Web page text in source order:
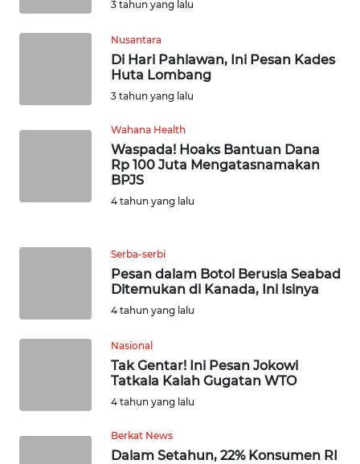
3 tahun yang lalu
Nusantara
Di Hari Pahlawan, Ini Pesan Kades
Huta Lombang
3 tahun yang lalu
Wahana Health
Waspada! Hoaks Bantuan Dana
Rp 100 Juta Mengatasnamakan
BPJS
4 tahun yang lalu
Serba-serbi
Pesan dalam Botol Berusia Seabad
Ditemukan di Kanada, Ini Isinya
4 tahun yang lalu
Nasional
Tak Gentar! Ini Pesan Jokowi
Tatkala Kalah Gugatan WTO
4 tahun yang lalu
Berkat News
Dalam Setahun, 22% Konsumen RI
SULBAR
SUMBAR
BENGKULU
WN